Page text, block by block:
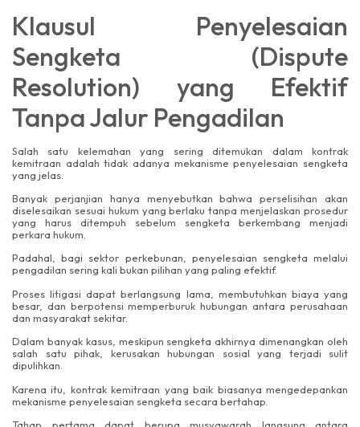
Klausul Penyelesaian
Sengketa (Dispute
Resolution) yang Efektif
Tanpa Jalur Pengadilan
Salah satu kelemahan yang sering ditemukan dalam kontrak
kemitraan adalah tidak adanya mekanisme penyelesaian sengketa
yang jelas.
Banyak perjanjian hanya menyebutkan bahwa perselisihan akan
diselesaikan sesuai hukum yang berlaku tanpa menjelaskan prosedur
yang harus ditempuh sebelum sengketa berkembang menjadi
perkara hukum.
Padahal, bagi sektor perkebunan, penyelesaian sengketa melalui
pengadilan sering kali bukan pilihan yang paling efektif.
Proses litigasi dapat berlangsung lama, membutuhkan biaya yang
besar, dan berpotensi memperburuk hubungan antara perusahaan
dan masyarakat sekitar.
Dalam banyak kasus, meskipun sengketa akhirnya dimenangkan oleh
salah satu pihak, kerusakan hubungan sosial yang terjadi sulit
dipulihkan.
Karena itu, kontrak kemitraan yang baik biasanya mengedepankan
mekanisme penyelesaian sengketa secara bertahap.